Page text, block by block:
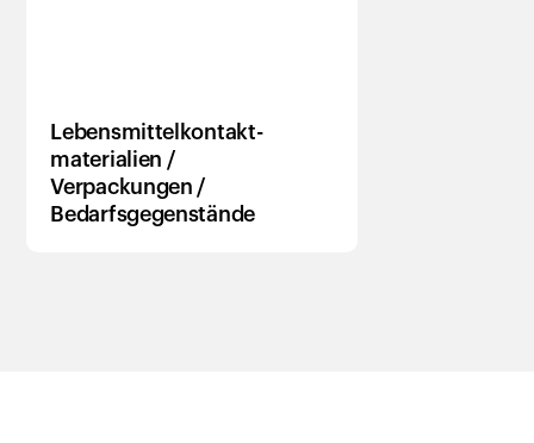
Lebensmittelkontakt-
materialien /
Verpackungen /
Bedarfsgegenstände